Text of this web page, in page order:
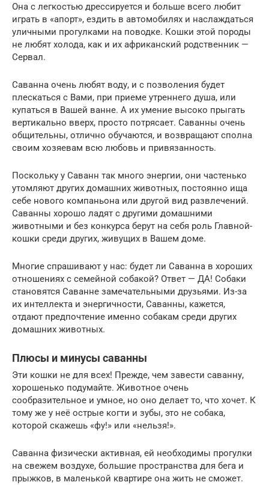
Она с легкостью дрессируется и больше всего любит
играть в «апорт», ездить в автомобилях и наслаждаться
уличными прогулками на поводке. Кошки этой породы
не любят холода, как и их африканский родственник —
Сервал.
Саванна очень любят воду, и с позволения будет
плескаться с Вами, при приеме утреннего душа, или
купаться в Вашей ванне. А их умение высоко прыгать
вертикально вверх, просто потрясает. Саванны очень
общительны, отлично обучаются, и возвращают сполна
своим хозяевам всю любовь и привязанность.
Поскольку у Саванн так много энергии, они частенько
утомляют других домашних животных, постоянно ища
себе нового компаньона или другой вид развлечений.
Саванны хорошо ладят с другими домашними
животными и без конкурса берут на себя роль Главной-
кошки среди других, живущих в Вашем доме.
Многие спрашивают у нас: будет ли Саванна в хороших
отношениях с семейной собакой? Ответ — ДА! Собаки
становятся Саванне замечательными друзьями. Из-за
их интеллекта и энергичности, Саванны, кажется,
отдают предпочтение именно собакам среди других
домашних животных.
Плюсы и минусы саванны
Эти кошки не для всех! Прежде, чем завести саванну,
хорошенько подумайте. Животное очень
сообразительное и умное, но оно делает то, что хочет. К
тому же у неё острые когти и зубы, это не собака,
которой скажешь «фу!» или «нельзя!».
Саванна физически активная, ей необходимы прогулки
на свежем воздухе, большие пространства для бега и
прыжков, в маленькой квартире она жить не сможет.